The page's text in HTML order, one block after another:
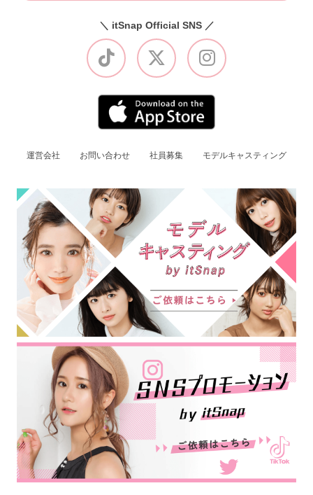
＼ itSnap Official SNS ／
運営会社 お問い合わせ 社員募集 モデルキャスティング